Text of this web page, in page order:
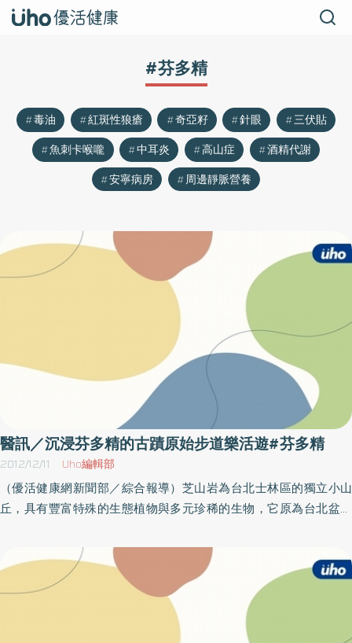
#芬多精
毒油 紅斑性狼瘡 奇亞籽 針眼
三伏貼
魚刺卡喉嚨
中耳炎 高山症
酒精代謝
安寧病房
周邊靜脈營養
醫訊／沉浸芬多精的古蹟原始步道樂活遊#芬多精
2012/12/11 Uho編輯部
（優活健康網新聞部／綜合報導）芝山岩為台北士林區的獨立小山
丘，具有豐富特殊的生態植物與多元珍稀的生物，它原為台北盆地
有古生物（例如貝類）化石，加上風化、侵蝕等特殊地理作用，使
得芝山岩擁有許多特殊的天然地理及地質，如大岩石、風化礫、石
象、石硯、石墨、洋蔥石等奇觀。並有皮孫木、搭肉刺、血桐、稜
果榕、魯花樹等海岸生物。這種山丘上的海邊植物，是台灣罕見的
奇景。此外，芝山岩也擁有悠久的文史古蹟。例如公元前四千年的